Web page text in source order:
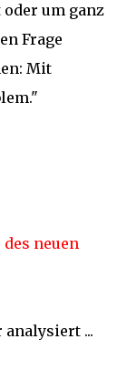
um ganz
Frage
Mit
neuen
...